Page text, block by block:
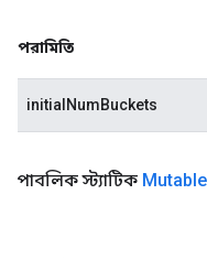
পরামিতি
initialNumBuckets
পাবলিক স্ট্যাটিক Mutable